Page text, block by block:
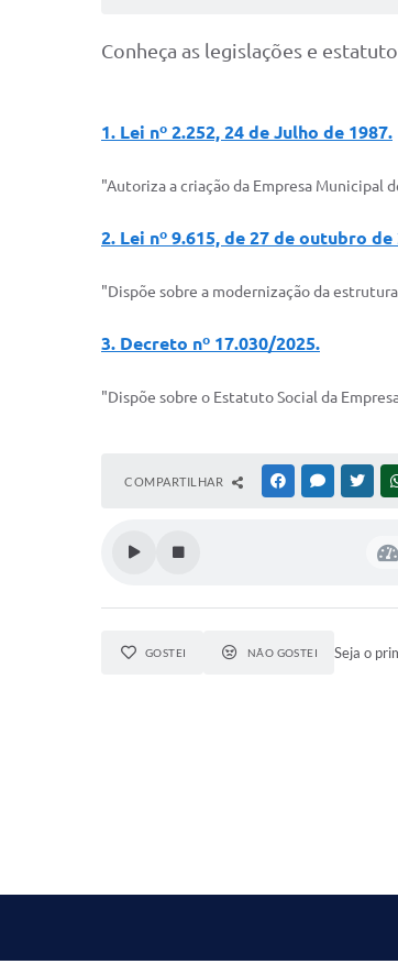
Conheça as legislações e
1. Lei nº 2.252, 24 de Julho de 1987.
"Autoriza a criação da Empresa Municipal
2. Lei nº 9.615, de 27 de outubro de
"Dispõe sobre a modernização da
3. Decreto nº 17.030/2025.
"Dispõe sobre o Estatuto Social da
COMPARTILHAR FACEBOOKMESSENGER
GOSTEI NÃO GOSTEI Seja o